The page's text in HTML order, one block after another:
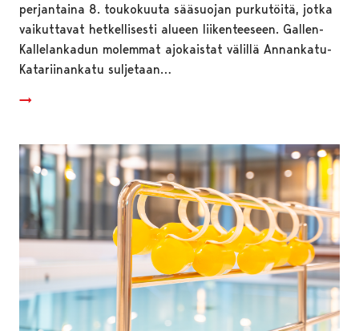
perjantaina 8. toukokuuta sääsuojan purkutöitä, jotka
vaikuttavat hetkellisesti alueen liikenteeseen. Gallen-
Kallelankadun molemmat ajokaistat välillä Annankatu-
Katariinankatu suljetaan…